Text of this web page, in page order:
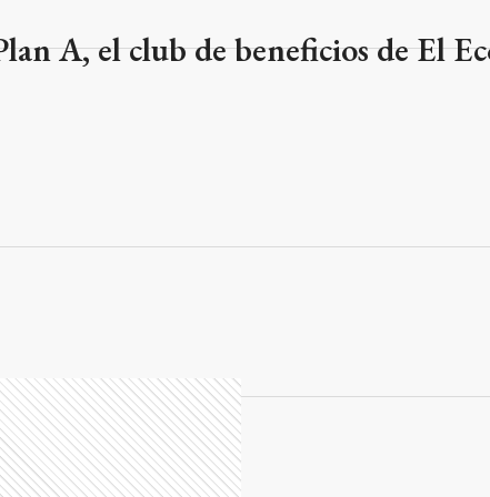
A, el club de beneficios de El